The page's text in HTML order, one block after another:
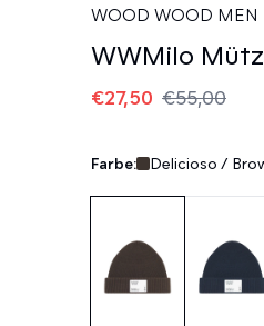
WOOD WOOD MEN
WWMilo
€27,50 €55,00
Farbe: Delicioso /